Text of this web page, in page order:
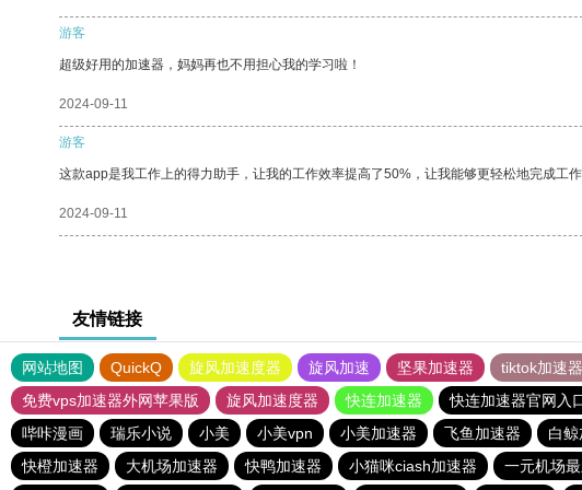
游客
超级好用的加速器，妈妈再也不用担心我的学习啦！
2024-09-11
游客
这款app是我工作上的得力助手，让我的工作效率提高了50%，让我能够更轻松地完成工作
2024-09-11
友情链接
网站地图 QuickQ 旋风加速度器 旋风加速 坚果加速器 tiktok加速器
免费vps加速器外网苹果版
旋风加速度器 快连加速器 快连加速器官网入
哔咔漫画
瑞乐小说 小美 小美vpn 小美加速器 飞鱼加速器 白
快橙加速器
大机场加速器 快鸭加速器 小猫咪ciash加速器 一元机场